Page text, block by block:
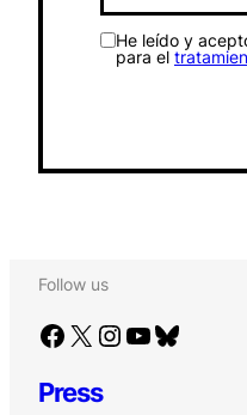
He leído y
para el
Follow us
Facebook X Instagram YouTube Bluesky
Press